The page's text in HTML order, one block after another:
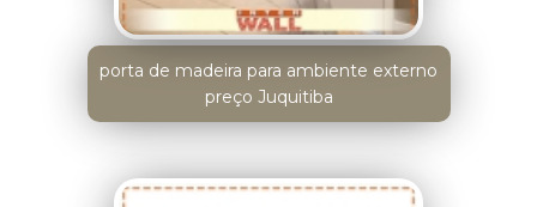
porta de madeira para ambiente externo
preço Juquitiba